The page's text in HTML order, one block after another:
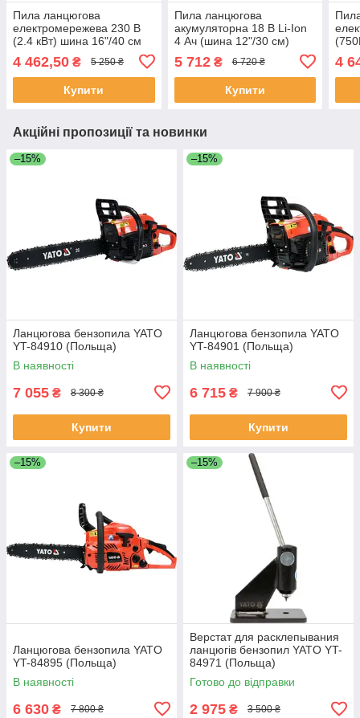
Пила ланцюгова
електромережева 230 В
(2.4 кВт) шина 16"/40 см
4 462,50 ₴ 5 250 ₴
Купити
Пила ланцюгова
акумуляторна 18 В Li-Ion
4 Ач (шина 12"/30 см)
ланцюг 45 зубів Yato YT-
828137 (Польща)
5 712₴ 6 720 ₴
Купити
4
Акційні пропозиції та новинки
–15%
Ланцюгова бензопила YATO
YT-84910 (Польща)
В наявності
7 055 ₴ 8 300 ₴
Купити
–15%
Ланцюгова бензопила YATO
YT-84901 (Польща)
В наявності
6 715 ₴ 7 900 ₴
Купити
–15%
Ланцюгова бензопила YATO
YT-84895 (Польща)
В наявності
6 630 ₴ 7 800 ₴
–15%
Верстат для расклепывания
ланцюгів бензопил YATO YT-
84971 (Польща)
Готово до відправки
2 975 ₴ 3 500 ₴